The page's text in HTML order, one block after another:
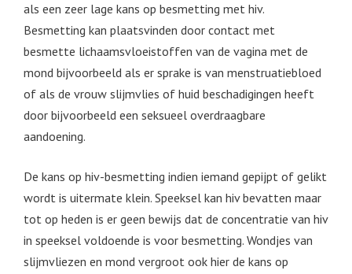
als een zeer lage kans op besmetting met hiv.
Besmetting kan plaatsvinden door contact met
besmette lichaamsvloeistoffen van de vagina met de
mond bijvoorbeeld als er sprake is van menstruatiebloed
of als de vrouw slijmvlies of huid beschadigingen heeft
door bijvoorbeeld een seksueel overdraagbare
aandoening.
De kans op hiv-besmetting indien iemand gepijpt of gelikt
wordt is uitermate klein. Speeksel kan hiv bevatten maar
tot op heden is er geen bewijs dat de concentratie van hiv
in speeksel voldoende is voor besmetting. Wondjes van
slijmvliezen en mond vergroot ook hier de kans op